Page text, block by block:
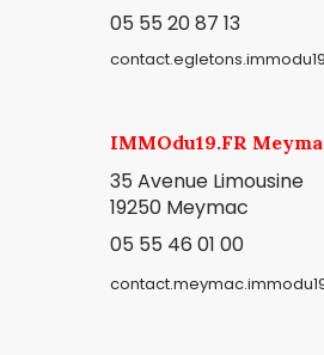
05 55 20 87 13
IMMOdu19.FR
35 Avenue Limousine
19250 Meymac
05 55 46 01 00